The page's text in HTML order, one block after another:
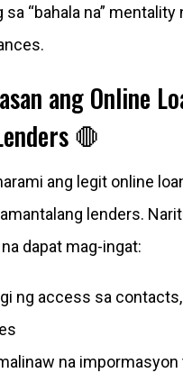
sa “bahala na”
ang Online
🛑
ang legit online
lenders.
dapat mag-ingat:
ng access sa
na